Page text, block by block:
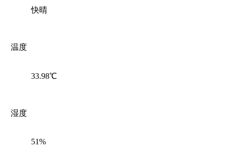
快晴
温度
33.98℃
湿度
51%